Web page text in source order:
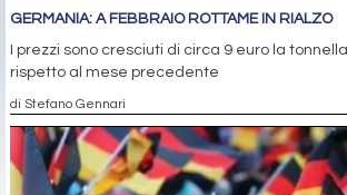
GERMANIA: A FEBBRAIO ROTTAME IN RIALZO
I prezzi sono cresciuti di circa 9 euro la
rispetto al mese precedente
di Stefano Gennari